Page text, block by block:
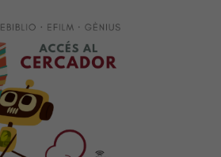
il·lustrat per Roger Simó
» Totes les creacions
(Il·lustra’m 2020)
» BUTACA D’ARTISTA: